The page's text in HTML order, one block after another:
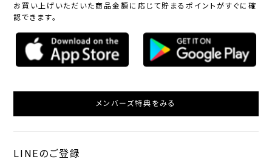
お買い上げいただいた商品金額に応じて貯まるポイントがすぐに確
認できます。
メンバーズ特典をみる
LINEのご登録